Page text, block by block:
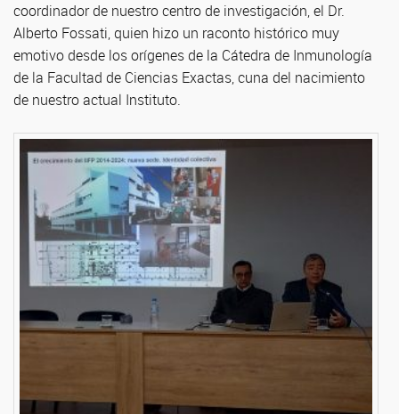
coordinador de nuestro centro de investigación, el Dr.
Alberto Fossati, quien hizo un raconto histórico muy
emotivo desde los orígenes de la Cátedra de Inmunología
de la Facultad de Ciencias Exactas, cuna del nacimiento
de nuestro actual Instituto.